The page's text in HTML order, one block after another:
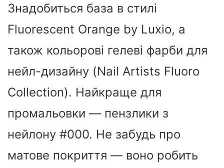
Знадобиться база в стилі
Fluorescent Orange by Luxio, а
також кольорові гелеві фарби для
нейл-дизайну (Nail Artists Fluoro
Collection). Найкраще для
промальовки — пензлики з
нейлону #000. Не забудь про
матове покриття — воно робить